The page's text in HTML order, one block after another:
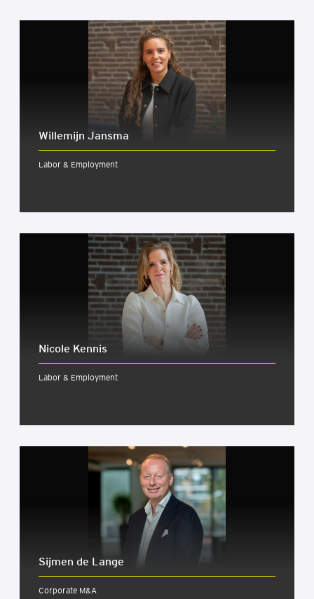
Wil­le­mijn Jans­ma
Labor & Employment
Nicole Kennis
Labor & Employment
Sijmen de Lange
Corporate M&A